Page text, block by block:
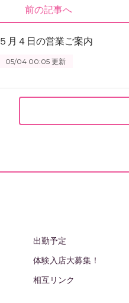
前の記事へ
５月４日の営業ご案内
05/04 00:05更新
出勤予定
体験入店大募集！
相互リンク